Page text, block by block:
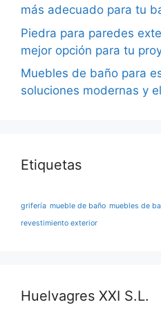
más adecuado para tu
Piedra para paredes
mejor opción para tu
Muebles de baño para
soluciones modernas y
Etiquetas
grifería mueble de baño muebles de
revestimiento exterior
Huelvagres XXI S.L.